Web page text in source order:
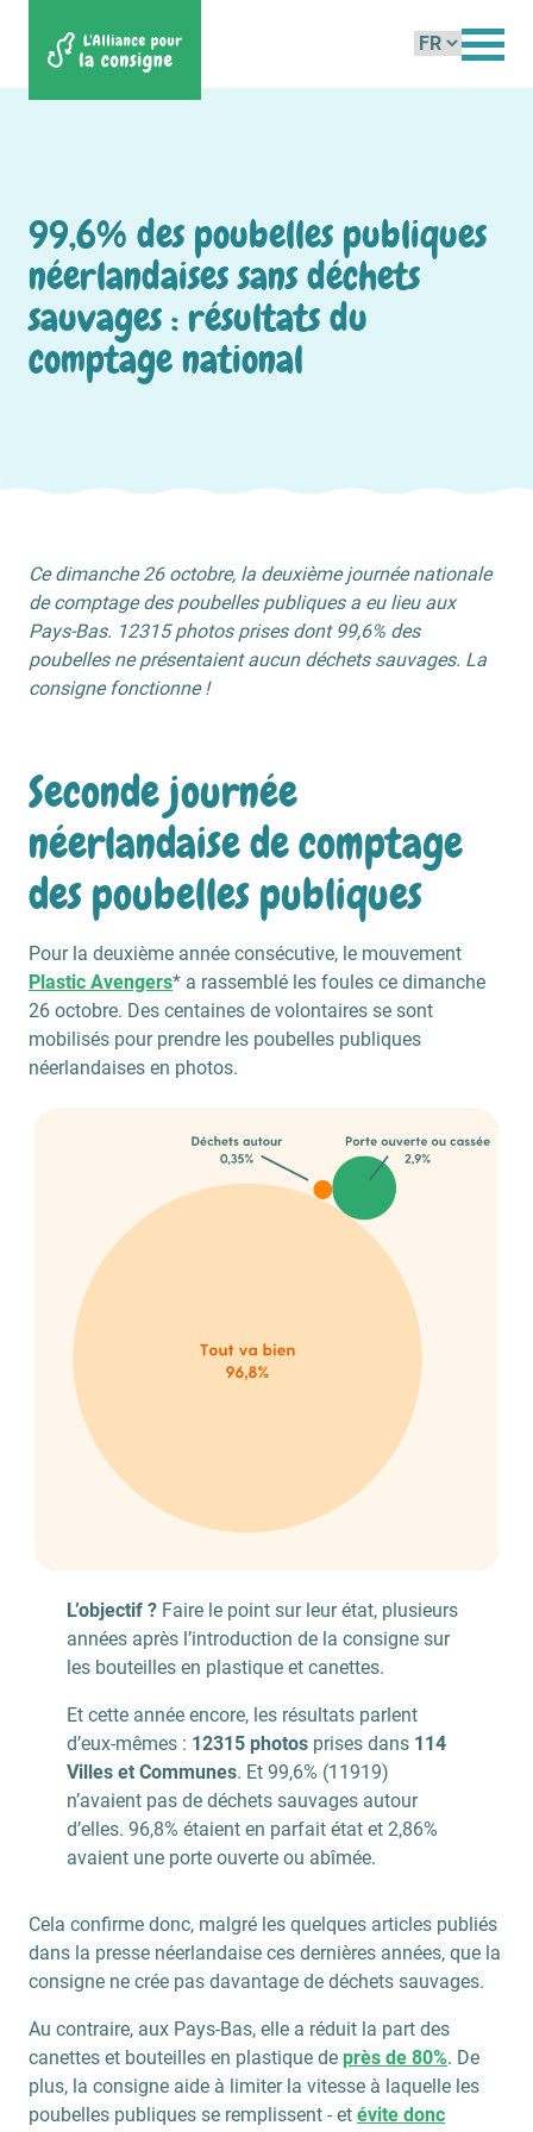
Choisir
99,6% des poubelles publiques
néerlandaises sans déchets
sauvages : résultats du
comptage national
Ce dimanche 26 octobre, la deuxième journée nationale
de comptage des poubelles publiques a eu lieu aux
Pays-Bas. 12315 photos prises dont 99,6% des
poubelles ne présentaient aucun déchets sauvages. La
consigne fonctionne !
Seconde journée
néerlandaise de comptage
des poubelles publiques
Pour la deuxième année consécutive, le mouvement
Plastic Avengers* a rassemblé les foules ce dimanche
26 octobre. Des centaines de volontaires se sont
mobilisés pour prendre les poubelles publiques
néerlandaises en photos.
L’objectif ? Faire le point sur leur état, plusieurs
années après l’introduction de la consigne sur
les bouteilles en plastique et canettes.
Et cette année encore, les résultats parlent
d’eux-mêmes : 12315 photos prises dans 114
Villes et Communes. Et 99,6% (11919)
n’avaient pas de déchets sauvages autour
d’elles. 96,8% étaient en parfait état et 2,86%
avaient une porte ouverte ou abîmée.
Cela confirme donc, malgré les quelques articles publiés
dans la presse néerlandaise ces dernières années, que la
consigne ne crée pas davantage de déchets sauvages.
Au contraire, aux Pays-Bas, elle a réduit la part des
canettes et bouteilles en plastique de près de 80%. De
plus, la consigne aide à limiter la vitesse à laquelle les
poubelles publiques se remplissent - et évite donc